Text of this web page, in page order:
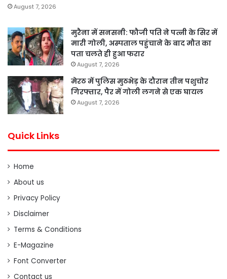
August 7, 2026
मुरैना में सनसनी: फौजी पति ने पत्नी के सिर में
मारी गोली, अस्पताल पहुंचाने के बाद मौत का
पता चलते ही हुआ फरार
August 7, 2026
मेरठ में पुलिस मुठभेड़ के दौरान तीन पशुचोर
गिरफ्तार, पैर में गोली लगने से एक घायल
August 7, 2026
Quick Links
Home
About us
Privacy Policy
Disclaimer
Terms & Conditions
E-Magazine
Font Converter
Contact us